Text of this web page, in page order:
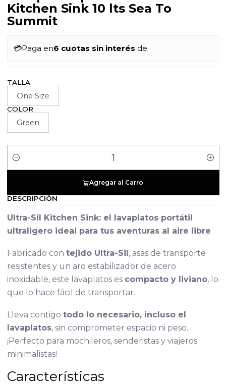
Kitchen Sink 10 lts Sea To
Summit
💳Paga en6 cuotas sin interés de
TALLA
One Size
COLOR
Green
Cantidad
Agregar al Carro
DESCRIPCIÓN
Ultra-Sil Kitchen Sink: el lavaplatos portátil
ultraligero ideal para tus aventuras al aire libre
Fabricado con tejido Ultra-Sil, asas de transporte
resistentes y un aro estabilizador de acero
inoxidable, este lavaplatos es compacto y liviano, lo
que lo hace fácil de transportar.
Lleva contigo todo lo necesario, incluso el
lavaplatos, sin comprometer espacio ni peso.
¡Perfecto para mochileros, senderistas y viajeros
minimalistas!
Características